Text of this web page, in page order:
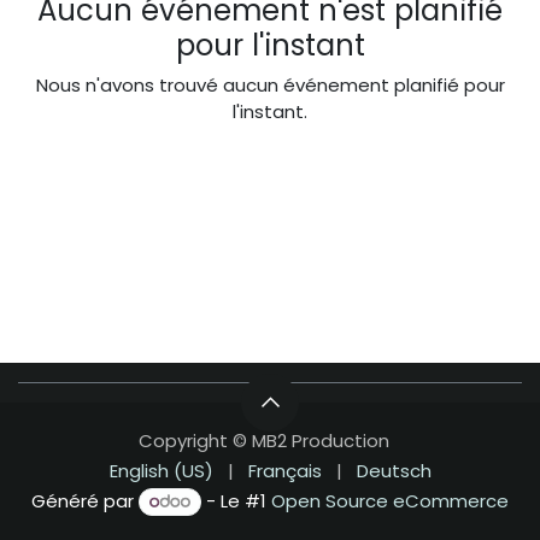
Aucun événement n'est planifié
pour l'instant
Nous n'avons trouvé aucun événement planifié pour
l'instant.
Copyright © MB2 Production
English (US)
| Français |
Deutsch
Généré par
- Le #1 Open Source eCommerce